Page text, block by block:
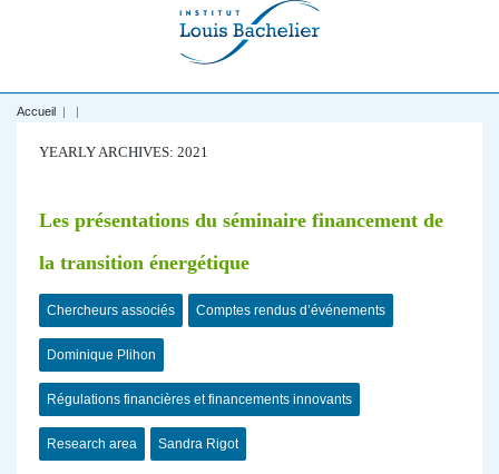
Accueil | |
YEARLY ARCHIVES: 2021
Les présentations du séminaire financement de
la transition énergétique
Chercheurs associés Comptes rendus d’événements
Dominique Plihon
Régulations financières et financements innovants
Research area Sandra Rigot